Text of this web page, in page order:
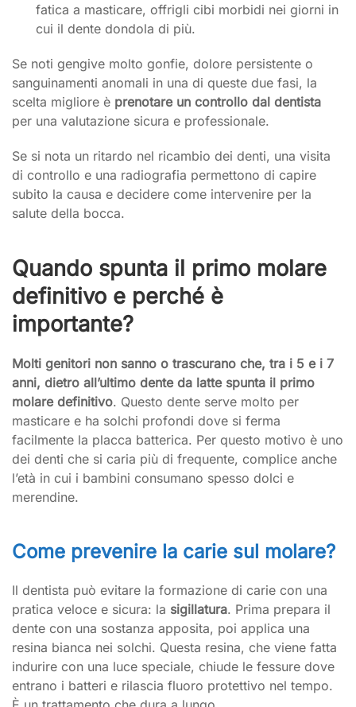
fatica a masticare, offrigli cibi morbidi nei giorni in
cui il dente dondola di più.
Se noti gengive molto gonfie, dolore persistente o
sanguinamenti anomali in una di queste due fasi, la
scelta migliore è prenotare un controllo dal dentista
per una valutazione sicura e professionale.
Se si nota un ritardo nel ricambio dei denti, una visita
di controllo e una radiografia permettono di capire
subito la causa e decidere come intervenire per la
salute della bocca.
Quando spunta il primo molare
definitivo e perché è
importante?
Molti genitori non sanno o trascurano che, tra i 5 e i 7
anni, dietro all’ultimo dente da latte spunta il primo
molare definitivo. Questo dente serve molto per
masticare e ha solchi profondi dove si ferma
facilmente la placca batterica. Per questo motivo è uno
dei denti che si caria più di frequente, complice anche
l’età in cui i bambini consumano spesso dolci e
merendine.
Come prevenire la carie sul molare?
Il dentista può evitare la formazione di carie con una
pratica veloce e sicura: la sigillatura. Prima prepara il
dente con una sostanza apposita, poi applica una
resina bianca nei solchi. Questa resina, che viene fatta
indurire con una luce speciale, chiude le fessure dove
entrano i batteri e rilascia fluoro protettivo nel tempo.